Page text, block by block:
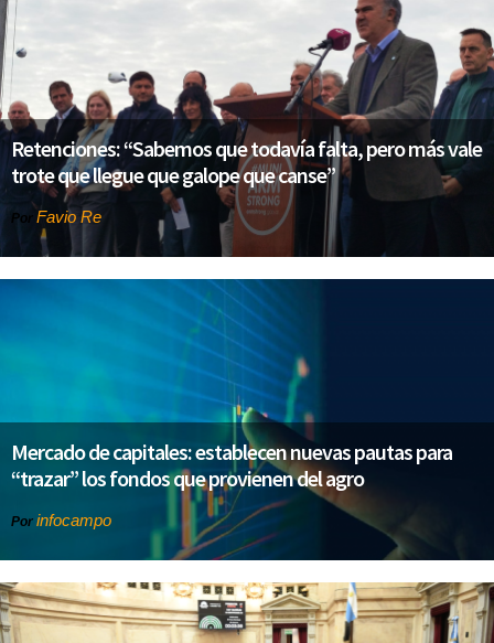
Retenciones: “Sabemos que todavía falta, pero más vale
trote que llegue que galope que canse”
Por Favio Re
Mercado de capitales: establecen nuevas pautas para
“trazar” los fondos que provienen del agro
Por infocampo